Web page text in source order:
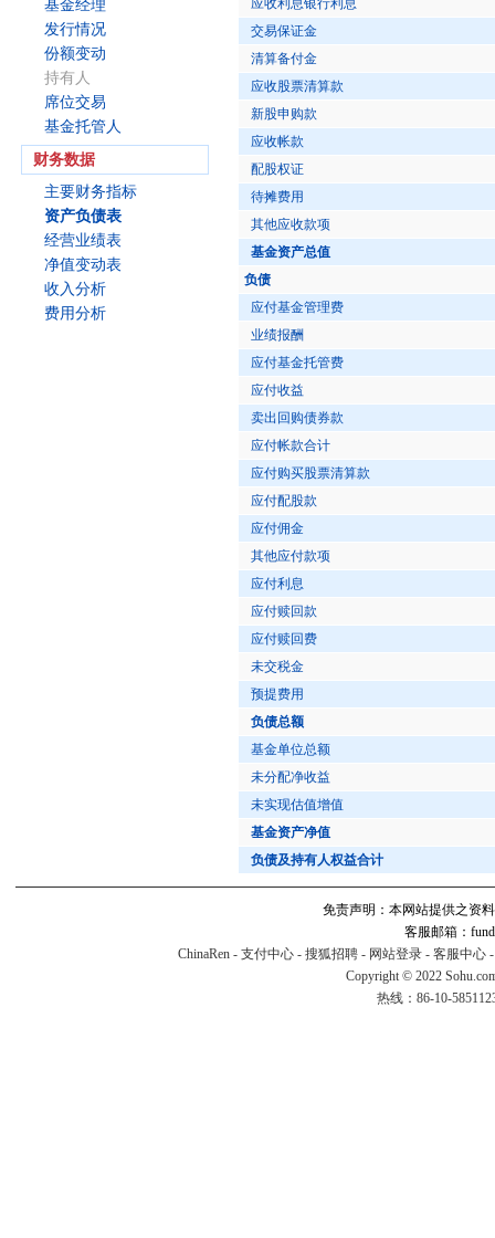
基金经理
发行情况
份额变动
持有人
席位交易
基金托管人
财务数据
主要财务指标
资产负债表
经营业绩表
净值变动表
收入分析
费用分析
应收利息银行利息
交易保证金
清算备付金
应收股票清算款
新股申购款
应收帐款
配股权证
待摊费用
其他应收款项
基金资产总值
负债
应付基金管理费
业绩报酬
应付基金托管费
应付收益
卖出回购债券款
应付帐款合计
应付购买股票清算款
应付配股款
应付佣金
其他应付款项
应付利息
应付赎回款
应付赎回费
未交税金
预提费用
负债总额
基金单位总额
未分配净收益
未实现估值增值
基金资产净值
负债及持有人权益合计
免责声明：本网站提供之资
客服邮箱：
ChinaRen - 支付中心 - 搜狐招聘 - 网站登录 - 客服中心
Copyright © 2022
热线：86-10-